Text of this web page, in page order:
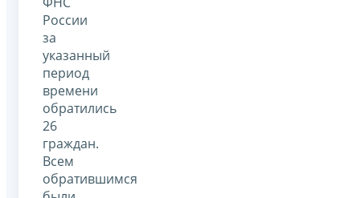
России
за
указанный
период
времени
обратились
26
граждан.
Всем
обратившимся